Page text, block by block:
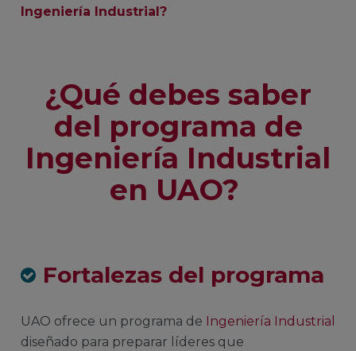
Ingeniería Industrial?
¿Qué debes saber
del programa de
Ingeniería Industrial
en UAO?
Fortalezas del programa
UAO ofrece un programa de Ingeniería Industrial
diseñado para preparar líderes que